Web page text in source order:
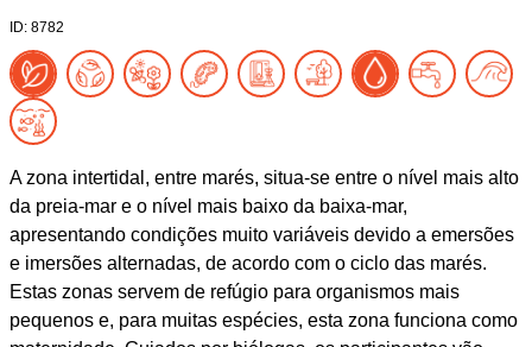
ID: 8782
A zona intertidal, entre marés, situa-se entre o nível mais alto
da preia-mar e o nível mais baixo da baixa-mar,
apresentando condições muito variáveis devido a emersões
e imersões alternadas, de acordo com o ciclo das marés.
Estas zonas servem de refúgio para organismos mais
pequenos e, para muitas espécies, esta zona funciona como